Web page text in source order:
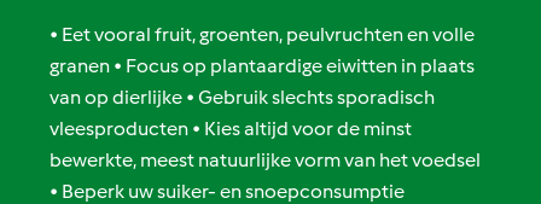
• Eet vooral fruit, groenten, peulvruchten en volle
granen • Focus op plantaardige eiwitten in plaats
van op dierlijke • Gebruik slechts sporadisch
vleesproducten • Kies altijd voor de minst
bewerkte, meest natuurlijke vorm van het voedsel
• Beperk uw suiker- en snoepconsumptie